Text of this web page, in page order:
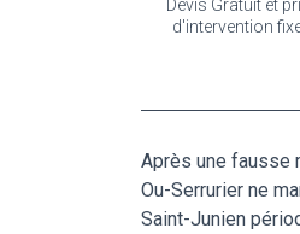
Devis Gratuit et
d'intervention
Après une fausse
Ou-Serrurier ne
Saint-Junien